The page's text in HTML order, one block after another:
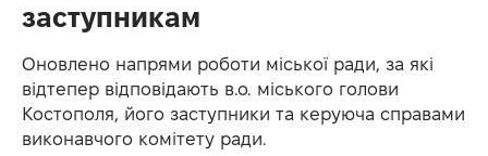
заступникам
Оновлено напрями роботи міської ради, за які
відтепер відповідають в.о. міського голови
Костополя, його заступники та керуюча справами
виконавчого комітету ради.